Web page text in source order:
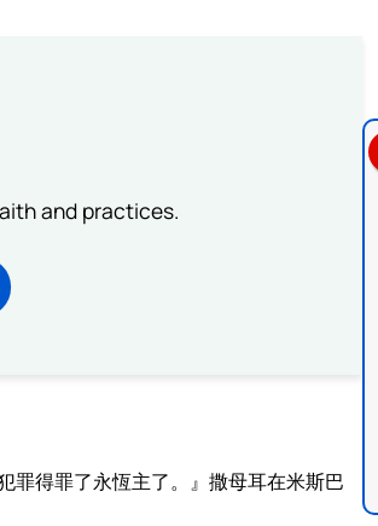
and practices.
罪得罪了永恆主了。』撒母耳在米斯巴